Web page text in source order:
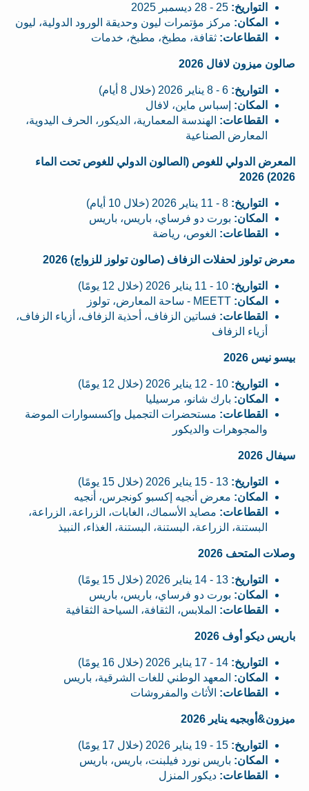
التواريخ:
المكان: مركز مؤتمرات ليون وحديقة الورود الدولية، ليون
القطاعات: ثقافة، مطبخ، مطبخ، خدمات
صالون ميزون لافال 2026
التواريخ:
المكان: إسباس ماين، لافال
القطاعات: الهندسة المعمارية، الديكور، الحرف اليدوية،
المعارض الصناعية
المعرض الدولي للغوص (الصالون الدولي للغوص تحت الماء
2026) 2026
التواريخ:
المكان: بورت دو فرساي، باريس، باريس
القطاعات: الغوص، رياضة
معرض تولوز لحفلات الزفاف (صالون تولوز للزواج) 2026
التواريخ:
المكان:
القطاعات: فساتين الزفاف، أحذية الزفاف، أزياء الزفاف،
أزياء الزفاف
بيسو نيس 2026
التواريخ:
المكان: بارك شانو، مرسيليا
القطاعات: مستحضرات التجميل وإكسسوارات الموضة
والمجوهرات والديكور
سيفال 2026
التواريخ:
المكان: معرض أنجيه إكسبو كونجرس، أنجيه
القطاعات: مصايد الأسماك، الغابات، الزراعة، الزراعة،
البستنة، الزراعة، البستنة، البستنة، الغذاء، النبيذ
وصلات المتحف 2026
التواريخ:
المكان: بورت دو فرساي، باريس، باريس
القطاعات: الملابس، الثقافة، السياحة الثقافية
باريس ديكو أوف 2026
التواريخ:
المكان: المعهد الوطني للغات الشرقية، باريس
القطاعات: الأثاث والمفروشات
ميزون&أوبجيه يناير 2026
التواريخ:
المكان: باريس نورد فيلبنت، باريس، باريس
القطاعات: ديكور المنزل